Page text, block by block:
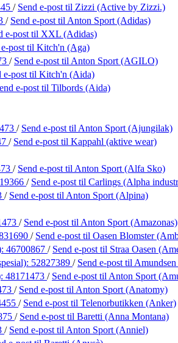
/ Send e-post til Zizzi (Active by Zizzi.)
/ Send e-post til Anton Sport (Adidas)
e-post til XXL (Adidas)
post til Kitch'n (Aga)
/ Send e-post til Anton Sport (AGILO)
e-post til Kitch'n (Aida)
e-post til Tilbords (Aida)
/ Send e-post til Anton Sport (Ajungilak)
/ Send e-post til Kappahl (aktive wear)
/ Send e-post til Anton Sport (Alfa Sko)
/ Send e-post til Carlings (Alpha
/ Send e-post til Anton Sport (Alpina)
/ Send e-post til Anton Sport (Amazonas)
/ Send e-post til Oasen Blomster
46700867 / Send e-post til Straa Oasen
52827389 / Send e-post til Amundsen
48171473 / Send e-post til Anton Sport
/ Send e-post til Anton Sport (Anatomy)
/ Send e-post til Telenorbutikken (Anker)
/ Send e-post til Baretti (Anna Montana)
/ Send e-post til Anton Sport (Anniel)